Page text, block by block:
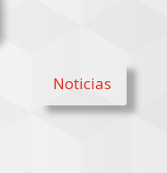
Noticias